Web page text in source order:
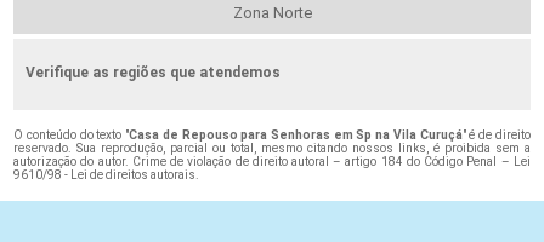
Zona Norte
Verifique as regiões que atendemos
O conteúdo do texto "Casa de Repouso para Senhoras em Sp na Vila Curuçá" é de direito
reservado. Sua reprodução, parcial ou total, mesmo citando nossos links, é proibida sem a
autorização do autor. Crime de violação de direito autoral – artigo 184 do Código Penal –
Lei
9610/98 - Lei de direitos autorais